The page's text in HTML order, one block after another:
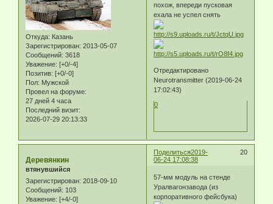
Откуда: Казань
Зарегистрирован: 2013-05-07
Сообщений: 3618
Уважение: [+0/-4]
Позитив: [+0/-0]
Пол: Мужской
Провел на форуме:
27 дней 4 часа
Последний визит:
2026-07-29 20:13:33
похож, впереди пусковая
ехала не успел снять
Отредактировано
Neurotransmitter (2019-06-24
17:02:43)
0
Поделиться 20
2019-
06-24 17:08:38
Деревянкин
втянувшийся
Зарегистрирован: 2018-09-10
Сообщений: 103
Уважение: [+4/-0]
57-мм модуль на стенде
Уралвагонзавода (из
корпоративного фейсбука)